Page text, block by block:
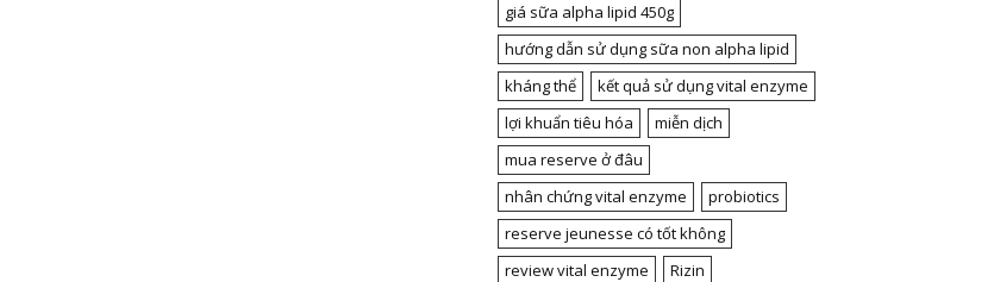
giá sữa alpha lipid 450g
hướng dẫn sử dụng sữa non alpha lipid
kháng thể
kết quả sử dụng vital enzyme
lợi khuẩn tiêu hóa
miễn dịch
mua reserve ở đâu
nhân chứng vital enzyme
probiotics
reserve jeunesse có tốt không
review vital enzyme
Rizin